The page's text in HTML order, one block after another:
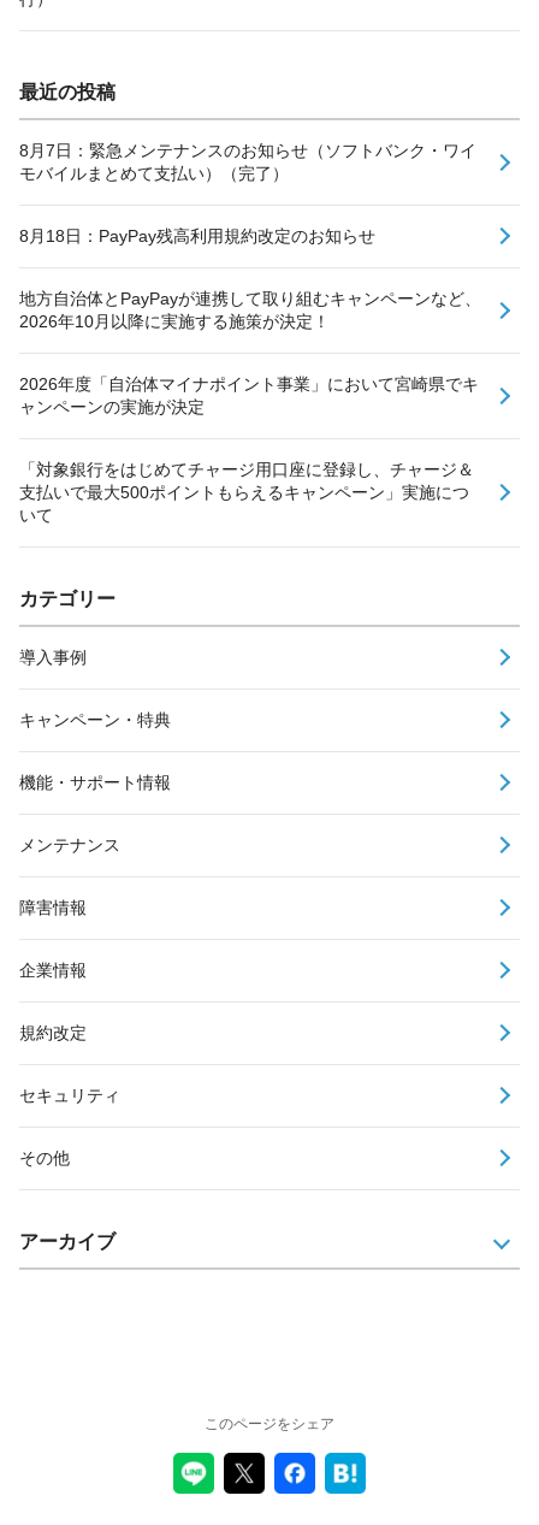
最近の投稿
8月7日：緊急メンテナンスのお知らせ（ソフトバンク・ワイ
モバイルまとめて支払い）（完了）
8月18日：PayPay残高利用規約改定のお知らせ
地方自治体とPayPayが連携して取り組むキャンペーンなど、
2026年10月以降に実施する施策が決定！
2026年度「自治体マイナポイント事業」において宮崎県でキ
ャンペーンの実施が決定
「対象銀行をはじめてチャージ用口座に登録し、チャージ＆
支払いで最大500ポイントもらえるキャンペーン」実施につ
いて
カテゴリー
導入事例
キャンペーン・特典
機能・サポート情報
メンテナンス
障害情報
企業情報
規約改定
セキュリティ
その他
アーカイブ
このページをシェア